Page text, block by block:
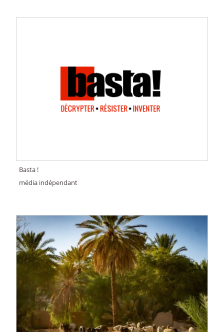
Basta !
média indépendant